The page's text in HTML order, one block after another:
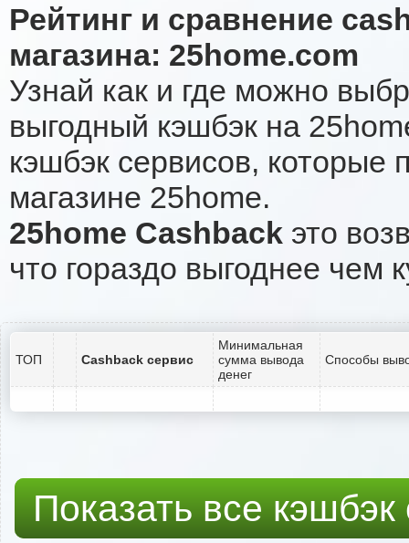
Рейтинг и сравнение
магазина: 25home.com
Узнай как и где можно
выгодный кэшбэк на
кэшбэк сервисов, которые
магазине 25home.
25home Cashback это
что гораздо выгоднее чем
ТОП Cashback сервис
Минимальная
сумма вывода
денег
Способы
Показать все